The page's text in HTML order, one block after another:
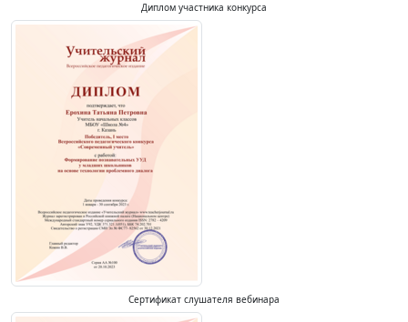
Диплом участника конкурса
Сертификат слушателя вебинара